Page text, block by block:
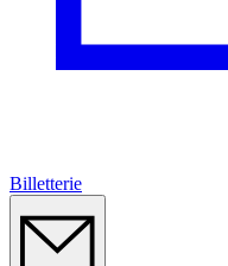
Billetterie